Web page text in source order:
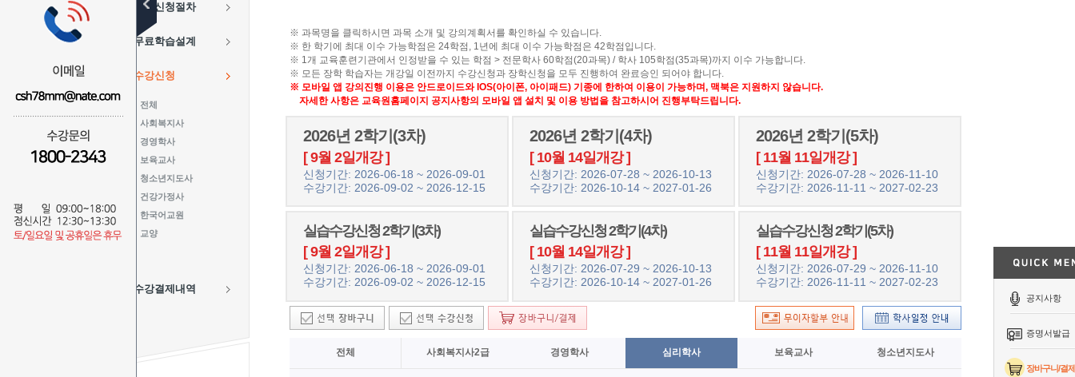
공지사항
증명서발급
장바구니/결제
수강신청절차
무료학습설계
수강신청
전체
사회복지사
경영학사
보육교사
청소년지도사
건강가정사
한국어교원
교양
수강결제내역
※ 과목명을 클릭하시면 과목 소개 및 강의계획서를 확인하실 수 있습니다.
※ 한 학기에 최대 이수 가능학점은 24학점, 1년에 최대 이수 가능학점은 42학점입니다.
※ 1개 교육훈련기관에서 인정받을 수 있는 학점 > 전문학사 60학점(20과목) / 학사 105학점(35과목)까지 이수 가능합니다.
※ 모든 장학 학습자는 개강일 이전까지 수강신청과 장학신청을 모두 진행하여 완료승인 되어야 합니다.
※ 모바일 앱 강의진행 이용은 안드로이드와 IOS(아이폰, 아이패드) 기종에 한하여 이용이 가능하며, 맥북은 지원하지 않습니다.
자세한 사항은 교육원홈페이지 공지사항의 모바일 앱 설치 및 이용 방법을 참고하시어 진행부탁드립니다.
2026년 2학기(3차)
[ 9월 2일개강 ]
신청기간: 2026-06-18 ~ 2026-09-01
수강기간: 2026-09-02 ~ 2026-12-15
2026년 2학기(4차)
[ 10월 14일개강 ]
신청기간: 2026-07-28 ~ 2026-10-13
수강기간: 2026-10-14 ~ 2027-01-26
2026년 2학기(5차)
[ 11월 11일개강 ]
신청기간: 2026-07-28 ~ 2026-11-10
수강기간: 2026-11-11 ~ 2027-02-23
실습수강신청 2학기(3차)
[ 9월 2일개강 ]
신청기간: 2026-06-18 ~ 2026-09-01
수강기간: 2026-09-02 ~ 2026-12-15
실습수강신청 2학기(4차)
[ 10월 14일개강 ]
신청기간: 2026-07-29 ~ 2026-10-13
수강기간: 2026-10-14 ~ 2027-01-26
실습수강신청 2학기(5차)
[ 11월 11일개강 ]
신청기간: 2026-07-29 ~ 2026-11-10
수강기간: 2026-11-11 ~ 2027-02-23
전체 사회복지사2급 경영학사 심리학사 보육교사 청소년지도사